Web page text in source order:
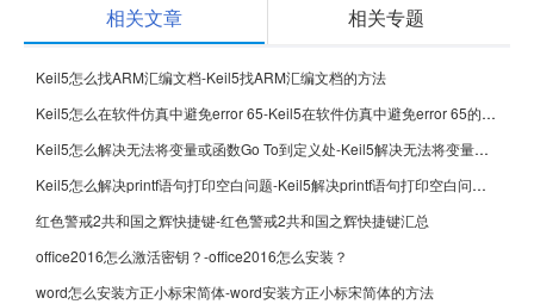
相关文章 相关专题
Keil5怎么找ARM汇编文档-Keil5找ARM汇编文档的方法
Keil5怎么在软件仿真中避免error 65-Keil5在软件仿真中避免error 65的方法
Keil5怎么解决无法将变量或函数Go To到定义处-Keil5解决无法将变量或函数Go To到定义处的方法
Keil5怎么解决printf语句打印空白问题-Keil5解决printf语句打印空白问题的方法
红色警戒2共和国之辉快捷键-红色警戒2共和国之辉快捷键汇总
office2016怎么激活密钥？-office2016怎么安装？
word怎么安装方正小标宋简体-word安装方正小标宋简体的方法